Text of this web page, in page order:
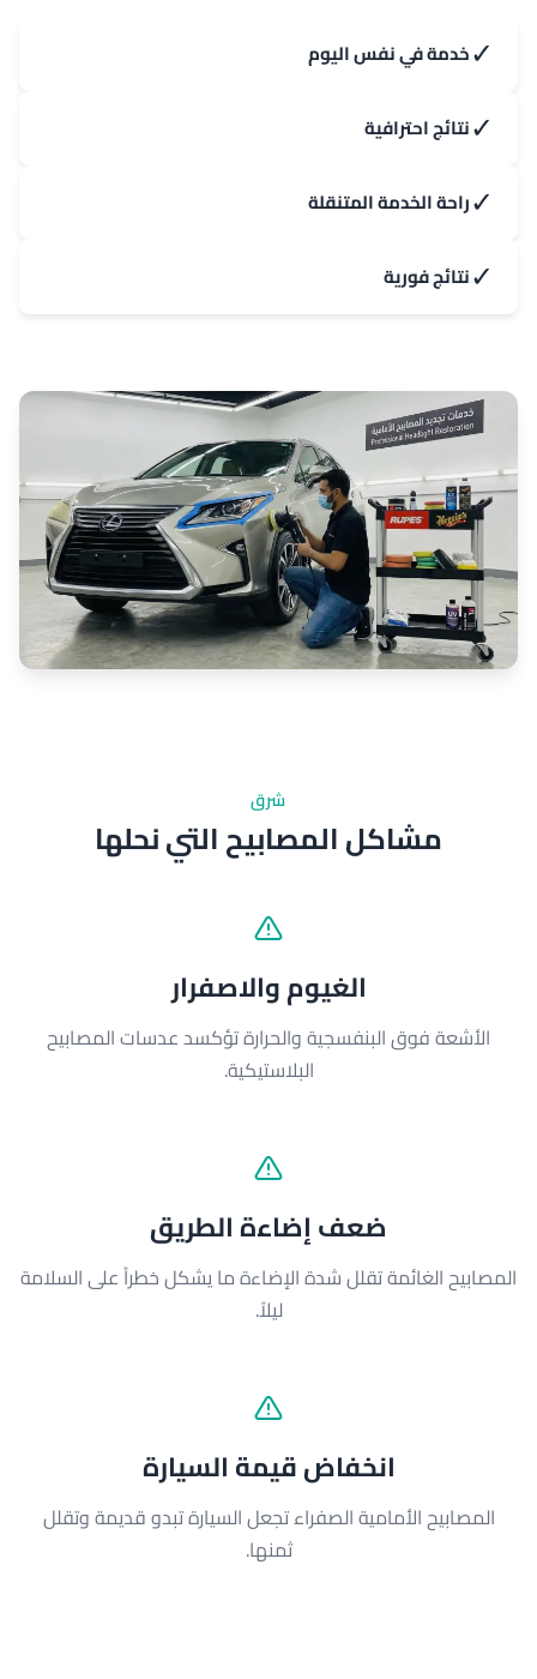
✓خدمة في نفس اليوم
✓نتائج احترافية
✓راحة الخدمة المتنقلة
✓نتائج فورية
شرق
مشاكل المصابيح التي نحلها
الغيوم والاصفرار
الأشعة فوق البنفسجية والحرارة تؤكسد عدسات المصابيح
البلاستيكية.
ضعف إضاءة الطريق
المصابيح الغائمة تقلل شدة الإضاءة ما يشكل خطراً على السلامة
ليلاً.
انخفاض قيمة السيارة
المصابيح الأمامية الصفراء تجعل السيارة تبدو قديمة وتقلل
ثمنها.